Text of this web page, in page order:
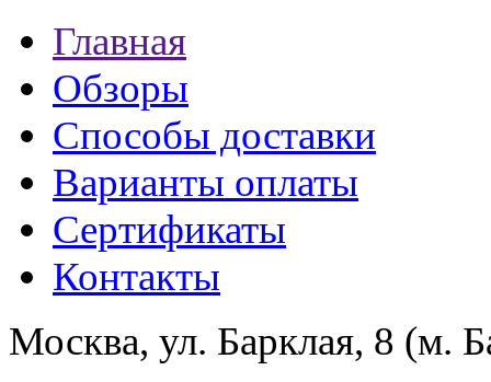
Главная
Обзоры
Способы доставки
Варианты оплаты
Сертификаты
Контакты
Москва, ул. Барклая, 8 (м.